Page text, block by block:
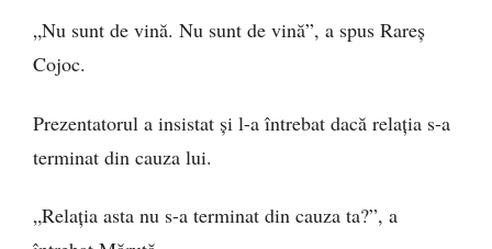
„Nu sunt de vină. Nu sunt de vină”, a spus Rareș
Cojoc.
Prezentatorul a insistat și l-a întrebat dacă relația s-a
terminat din cauza lui.
„Relația asta nu s-a terminat din cauza ta?”, a